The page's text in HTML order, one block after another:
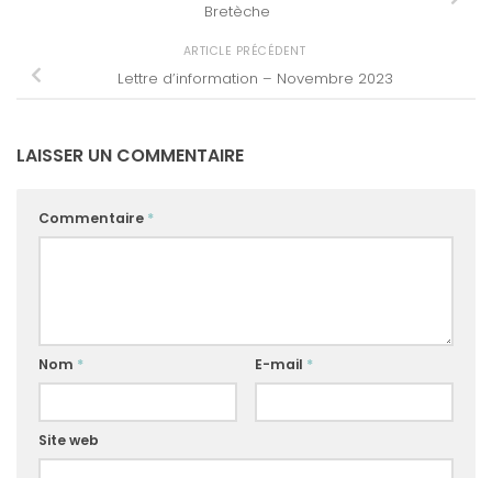
Bretèche
ARTICLE PRÉCÉDENT
Lettre d’information – Novembre 2023
LAISSER UN COMMENTAIRE
Commentaire *
Nom * E-mail *
Site web